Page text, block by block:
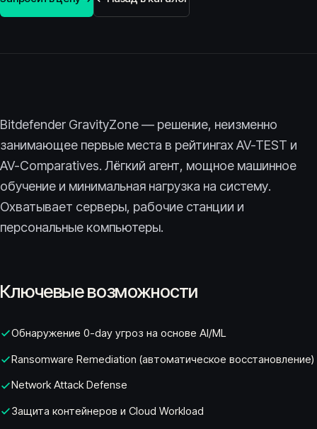
Bitdefender GravityZone — решение, неизменно
занимающее первые места в рейтингах AV-TEST и
AV-Comparatives. Лёгкий агент, мощное машинное
обучение и минимальная нагрузка на систему.
Охватывает серверы, рабочие станции и
персональные компьютеры.
Ключевые возможности
Обнаружение 0-day угроз на основе AI/ML
Ransomware Remediation (автоматическое восстановление)
Network Attack Defense
Защита контейнеров и Cloud Workload